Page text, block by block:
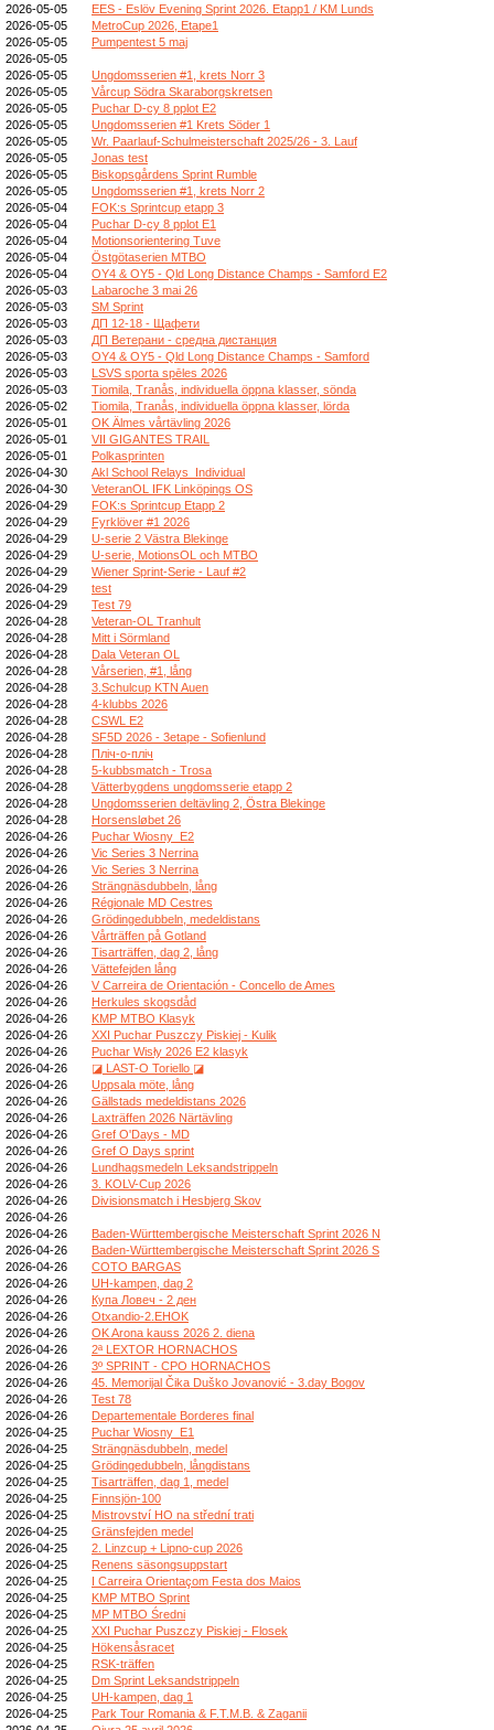
2026-05-05
EES - Eslöv Evening Sprint 2026. Etapp1 / KM Lunds
2026-05-05
MetroCup 2026, Etape1
2026-05-05
Pumpentest 5 maj
2026-05-05
2026-05-05
Ungdomsserien #1, krets Norr 3
2026-05-05
Vårcup Södra Skaraborgskretsen
2026-05-05
Puchar D-cy 8 pplot E2
2026-05-05
Ungdomsserien #1 Krets Söder 1
2026-05-05
Wr. Paarlauf-Schulmeisterschaft 2025/26 - 3. Lauf
2026-05-05
Jonas test
2026-05-05
Biskopsgårdens Sprint Rumble
2026-05-05
Ungdomsserien #1, krets Norr 2
2026-05-04
FOK:s Sprintcup etapp 3
2026-05-04
Puchar D-cy 8 pplot E1
2026-05-04
Motionsorientering Tuve
2026-05-04
Östgötaserien MTBO
2026-05-04
OY4 & OY5 - Qld Long Distance Champs - Samford E2
2026-05-03
Labaroche 3 mai 26
2026-05-03
SM Sprint
2026-05-03
ДП 12-18 - Щафети
2026-05-03
ДП Ветерани - средна дистанция
2026-05-03
OY4 & OY5 - Qld Long Distance Champs - Samford
2026-05-03
LSVS sporta spēles 2026
2026-05-03
Tiomila, Tranås, individuella öppna klasser, sönda
2026-05-02
Tiomila, Tranås, individuella öppna klasser, lörda
2026-05-01
OK Älmes vårtävling 2026
2026-05-01
VII GIGANTES TRAIL
2026-05-01
Polkasprinten
2026-04-30
Akl School Relays_Individual
2026-04-30
VeteranOL IFK Linköpings OS
2026-04-29
FOK:s Sprintcup Etapp 2
2026-04-29
Fyrklöver #1 2026
2026-04-29
U-serie 2 Västra Blekinge
2026-04-29
U-serie, MotionsOL och MTBO
2026-04-29
Wiener Sprint-Serie - Lauf #2
2026-04-29
test
2026-04-29
Test 79
2026-04-28
Veteran-OL Tranhult
2026-04-28
Mitt i Sörmland
2026-04-28
Dala Veteran OL
2026-04-28
Vårserien, #1, lång
2026-04-28
3.Schulcup KTN Auen
2026-04-28
4-klubbs 2026
2026-04-28
CSWL E2
2026-04-28
SF5D 2026 - 3etape - Sofienlund
2026-04-28
Пліч-о-пліч
2026-04-28
5-kubbsmatch - Trosa
2026-04-28
Vätterbygdens ungdomsserie etapp 2
2026-04-28
Ungdomsserien deltävling 2, Östra Blekinge
2026-04-28
Horsensløbet 26
2026-04-26
Puchar Wiosny_E2
2026-04-26
Vic Series 3 Nerrina
2026-04-26
Vic Series 3 Nerrina
2026-04-26
Strängnäsdubbeln, lång
2026-04-26
Régionale MD Cestres
2026-04-26
Grödingedubbeln, medeldistans
2026-04-26
Vårträffen på Gotland
2026-04-26
Tisarträffen, dag 2, lång
2026-04-26
Vättefejden lång
2026-04-26
V Carreira de Orientación - Concello de Ames
2026-04-26
Herkules skogsdåd
2026-04-26
KMP MTBO Klasyk
2026-04-26
XXI Puchar Puszczy Piskiej - Kulik
2026-04-26
Puchar Wisły 2026 E2 klasyk
2026-04-26
◪ LAST-O Toriello ◪
2026-04-26
Uppsala möte, lång
2026-04-26
Gällstads medeldistans 2026
2026-04-26
Laxträffen 2026 Närtävling
2026-04-26
Gref O'Days - MD
2026-04-26
Gref O Days sprint
2026-04-26
Lundhagsmedeln Leksandstrippeln
2026-04-26
3. KOLV-Cup 2026
2026-04-26
Divisionsmatch i Hesbjerg Skov
2026-04-26
2026-04-26
Baden-Württembergische Meisterschaft Sprint 2026 N
2026-04-26
Baden-Württembergische Meisterschaft Sprint 2026 S
2026-04-26
COTO BARGAS
2026-04-26
UH-kampen, dag 2
2026-04-26
Купа Ловеч - 2 ден
2026-04-26
Otxandio-2.EHOK
2026-04-26
OK Arona kauss 2026 2. diena
2026-04-26
2ª LEXTOR HORNACHOS
2026-04-26
3º SPRINT - CPO HORNACHOS
2026-04-26
45. Memorijal Čika Duško Jovanović - 3.day Bogov
2026-04-26
Test 78
2026-04-26
Departementale Borderes final
2026-04-25
Puchar Wiosny_E1
2026-04-25
Strängnäsdubbeln, medel
2026-04-25
Grödingedubbeln, långdistans
2026-04-25
Tisarträffen, dag 1, medel
2026-04-25
Finnsjön-100
2026-04-25
Mistrovství HO na střední trati
2026-04-25
Gränsfejden medel
2026-04-25
2. Linzcup + Lipno-cup 2026
2026-04-25
Renens säsongsuppstart
2026-04-25
I Carreira Orientaçom Festa dos Maios
2026-04-25
KMP MTBO Sprint
2026-04-25
MP MTBO Średni
2026-04-25
XXI Puchar Puszczy Piskiej - Flosek
2026-04-25
Hökensåsracet
2026-04-25
RSK-träffen
2026-04-25
Dm Sprint Leksandstrippeln
2026-04-25
UH-kampen, dag 1
2026-04-25
Park Tour Romania & F.T.M.B. & Zaganii